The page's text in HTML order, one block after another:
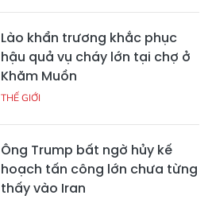
Lào khẩn trương khắc phục
hậu quả vụ cháy lớn tại chợ ở
Khăm Muồn
THẾ GIỚI
Ông Trump bất ngờ hủy kế
hoạch tấn công lớn chưa từng
thấy vào Iran